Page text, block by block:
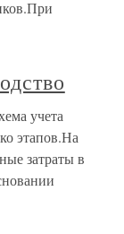
учета
этапов.На
затраты в